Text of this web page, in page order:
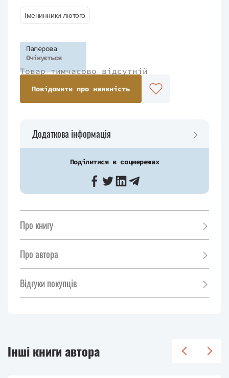
Іменинники лютого
Паперова
Очікується
Товар тимчасово відсутній
Повідомити про наявність
Додаткова інформація
Поділитися в соцмережах
Про книгу
Про автора
Відгуки покупців
Інші книги автора